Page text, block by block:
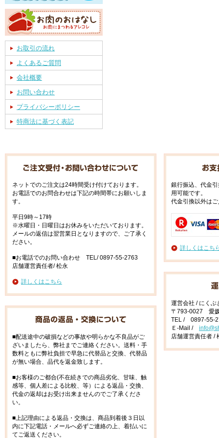
お取引の流れ
よくあるご質問
会社概要
お問い合わせ
プライバシーポリシー
特商法に基づく表記
ネットでのご注文は24時間受け付けております。
お電話でのお問合わせは下記の時間帯にお願いしま
す。
平日9時～17時
※水曜日・日曜日はお休みをいただいております。
メールの返信は翌営業日となりますので、ご了承く
ださい。
■お電話でのお問い合わせ TEL/ 0897-55-2763
店舗運営責任者/ 松永
詳しくはこちら
■配送途中の破損などの事故や明らかな不良品がご
ざいましたら、弊社までご連絡ください。送料・手
数料ともに弊社負担で早急に代替品と交換、代替品
が無い場合、品代を返金致します。
■お客様のご都合(不在続きでの商品劣化、甘味、触
感等、個人差による比較、等）による返品・交換、
代金の返却はお受け出来ませんのでご了承くださ
い。
■上記理由による返品・交換は、商品到着後３日以
内に下記電話・メールへ必ずご連絡の上、着払いに
てご返送ください。
銀行振込、代金
用可能です。
代金引換以外は
詳しくはこち
運営会社 / にくぶ
〒793-0027 愛
TEL / 0897-55-
Ｅ-Mail /
店舗運営責任者 /